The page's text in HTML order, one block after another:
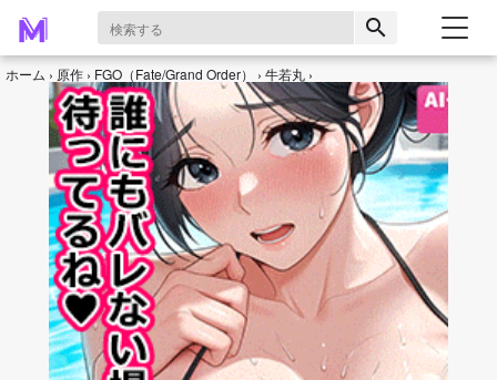
search
ホーム 原作 FGO（Fate/Grand Order） 牛若丸